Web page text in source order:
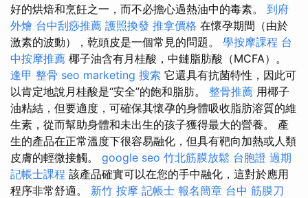
好的烘焙和烹飪之一，而不必擔心過熱油中的毒素。 到府
外燴 台中刮痧推薦 護照換發 推拿價格 在懷孕期間（由於
激素的波動），乾頭皮是一個常見的問題。 學按摩課程 台
中按摩推薦 椰子油含有月桂酸，中鏈脂肪酸（MCFA）。
逢甲 整骨 seo marketing 搜索 它還具有抗菌特性，因此可
以肯定地說月桂酸是“安全”的飽和脂肪。 整骨推薦 用椰子
油粘結，但要適度，可確保其懷孕的身體吸收脂肪溶質的維
生素，從而幫助身體和未出生的孩子獲得最大的營養。 產
生的產品在正常溫度下很容易融化，但具有靶向加熱或人類
皮膚的輕微接觸。 google seo 竹北筋膜放鬆 台胞證 過期
記帳士課程 該產品確實可以在您的手中融化，這對於應用
程序非常舒適。 新竹 按摩 記帳士 報名簡章 台中 筋膜刀